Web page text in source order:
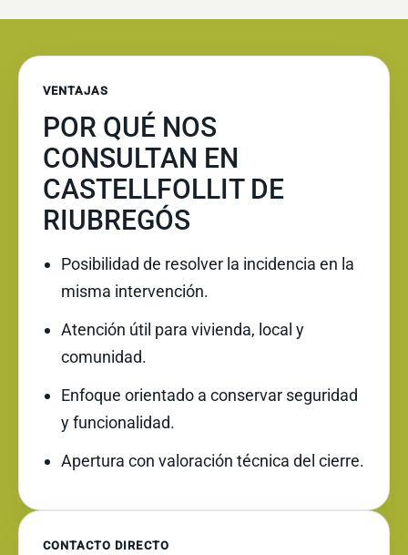
VENTAJAS
POR QUÉ NOS
CONSULTAN EN
CASTELLFOLLIT DE
RIUBREGÓS
Posibilidad de resolver la incidencia en la
misma intervención.
Atención útil para vivienda, local y
comunidad.
Enfoque orientado a conservar seguridad
y funcionalidad.
Apertura con valoración técnica del cierre.
CONTACTO DIRECTO